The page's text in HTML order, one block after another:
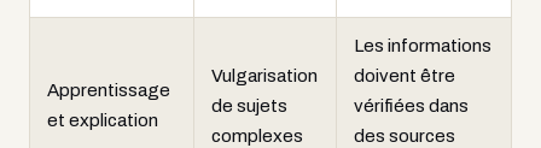
Apprentissage
et explication
Vulgarisation
de sujets
complexes
Les informations
doivent être
vérifiées dans
des sources